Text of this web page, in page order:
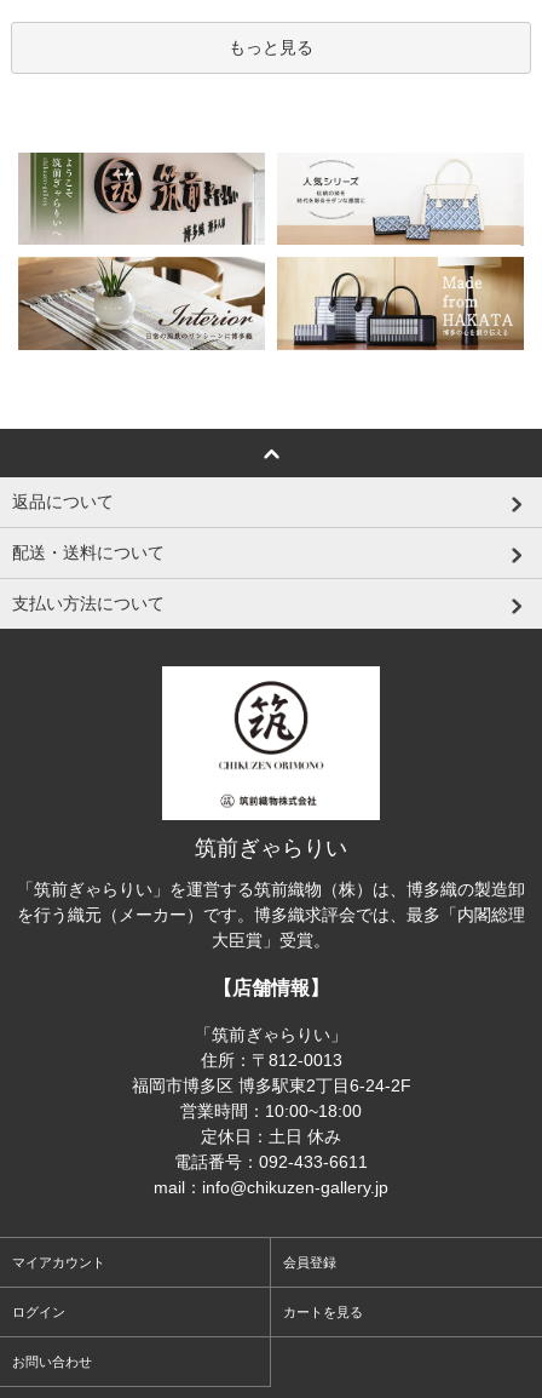
もっと見る
返品について
配送・送料について
支払い方法について
筑前ぎゃらりい
「筑前ぎゃらりい」を運営する筑前織物（株）は、博多織の製造卸
を行う織元（メーカー）です。博多織求評会では、最多「内閣総理
大臣賞」受賞。
【店舗情報】
「筑前ぎゃらりい」
住所：〒812-0013
福岡市博多区 博多駅東2丁目6-24-2F
営業時間：10:00~18:00
定休日：土日 休み
電話番号：092-433-6611
mail：info@chikuzen-gallery.jp
マイアカウント 会員登録
ログイン カートを見る
お問い合わせ